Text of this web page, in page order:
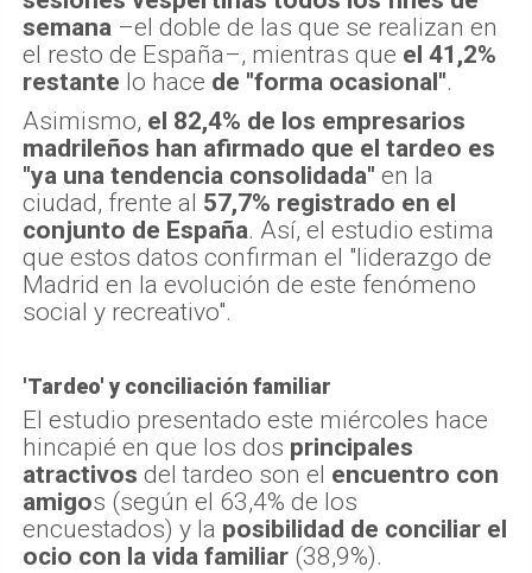
semana –el doble de las que se realizan en
el resto de España–, mientras que el 41,2%
restante lo hace de "forma ocasional".
Asimismo, el 82,4% de los empresarios
madrileños han afirmado que el tardeo es
"ya una tendencia consolidada" en la
ciudad, frente al 57,7% registrado en el
conjunto de España. Así, el estudio estima
que estos datos confirman el "liderazgo de
Madrid en la evolución de este fenómeno
social y recreativo".
'Tardeo' y conciliación familiar
El estudio presentado este miércoles hace
hincapié en que los dos principales
atractivos del tardeo son el encuentro con
amigos (según el 63,4% de los
encuestados) y la posibilidad de conciliar el
ocio con la vida familiar (38,9%).